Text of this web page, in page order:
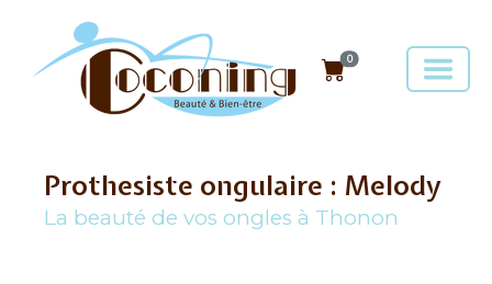
0
Prothesiste ongulaire : Melody
La beauté de vos ongles à Thonon